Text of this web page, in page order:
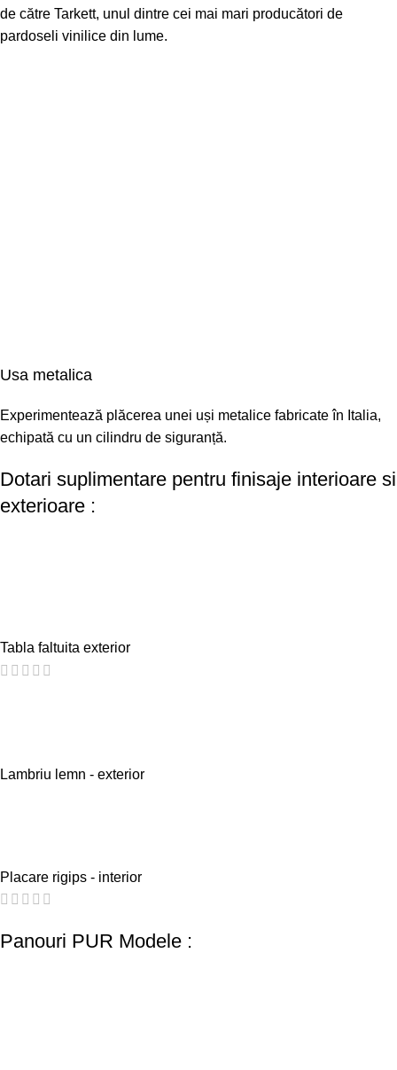
Panouri PUR Modele :
Dotari suplimentare pentru finisaje interioare si
exterioare :
Tabla faltuita exterior
Lambriu lemn - exterior
Placare rigips - interior
de către Tarkett, unul dintre cei mai mari producători de
pardoseli vinilice din lume.
Usa metalica
Experimentează plăcerea unei uși metalice fabricate în Italia,
echipată cu un cilindru de siguranță.